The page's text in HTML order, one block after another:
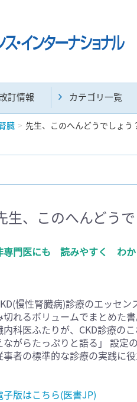
訂情報 カテゴリ一覧
臓 先生、このへんどうでしょう
科学(25)
学(0)
一般(91)
生、このへんどう
専門医にも 読みやすく わか
慢性腎臓病)診療のエッセ
切れるボリュームでまとめた
内科医ふたりが、CKD診療の
ながらたっぷりと語る」 設定
事者の標準的な診療の実践に役
子版はこちら(医書JP)